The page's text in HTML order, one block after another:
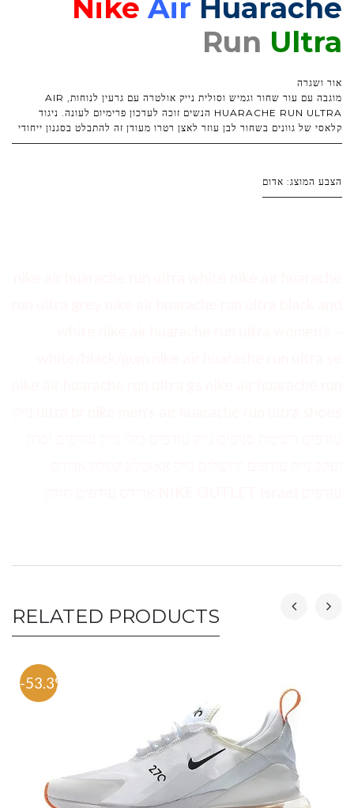
Nike Air Huarache
Run Ultra
אור ושגרה
מוגבה עם עור שחור וגמיש וסולית נייק אולטרה עם גרעין לנוחות, AIR
HUARACHE RUN ULTRA הנשים זוכה לעדכון פרימיום לעונה. ניגוד
קלאסי של גוונים בשחור לבן עוזר לאצן רטרו מעודן זה להתבלט בסגנון ייחודי
הצבע המוצג: אדום
RELATED PRODUCTS
-53.3%